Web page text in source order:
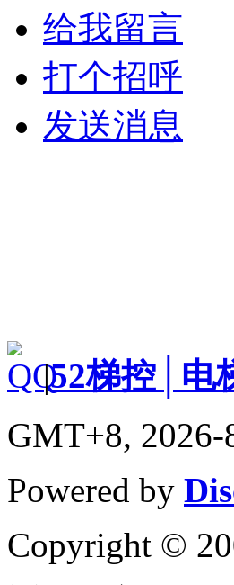
给我留言
打个招呼
发送消息
|52梯控│电
GMT+8, 2026-
Powered by
Copyright ©